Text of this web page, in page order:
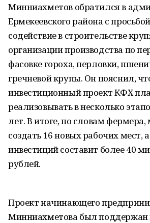
Минниахметов обратился в
Ермекеевского района с
содействие в строительстве
организации производства по
фасовке гороха, перловки,
гречневой крупы. Он пояснил,
инвестиционный проект КФХ
реализовывать в несколько
лет. В итоге, по словам
создать 16 новых рабочих мест,
инвестиций составит более 40
рублей.
Проект начинающего
Минниахметова был поддержан